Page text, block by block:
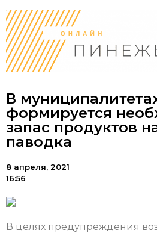
В
формируется
запас продуктов
паводка
8 апреля, 2021
16:56
В целях предупреждения